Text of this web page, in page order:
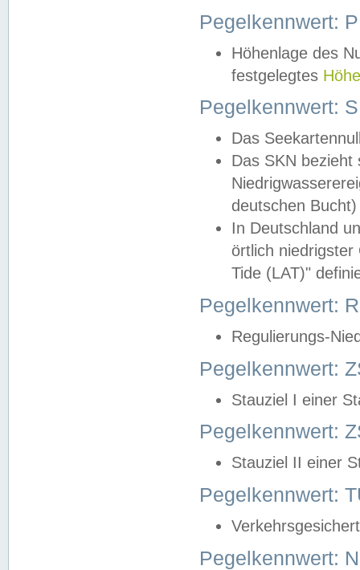
Pegelkennwert:
Höhenlage des
festgelegtes
Pegelkennwert:
Das
Das SKN
deutschen
In Deutschland
örtlich
Tide (LAT)"
Pegelkennwert:
Regulierungs-
Pegelkennwert:
Stauziel I einer
Pegelkennwert:
Stauziel II einer
Pegelkennwert:
Pegelkennwert: